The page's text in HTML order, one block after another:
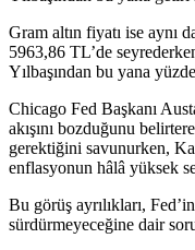
Gram altın fiyatı ise aynı
5963,86 TL’de
Yılbaşından bu yana
Chicago Fed Başkanı
akışını bozduğunu
gerektiğini savunurken,
enflasyonun hâlâ yüksek
Bu görüş ayrılıkları,
sürdürmeyeceğine dair